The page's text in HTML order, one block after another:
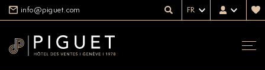
info@piguet.com FR